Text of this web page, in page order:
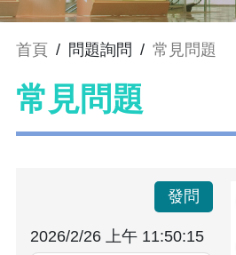
首頁 / 問題詢問 / 常見問題
常見問題
發問
2026/2/26 上午 11:50:15